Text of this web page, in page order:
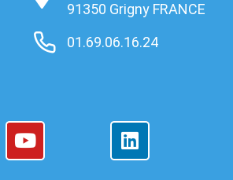
91350 Grigny FRANCE
01.69.06.16.24